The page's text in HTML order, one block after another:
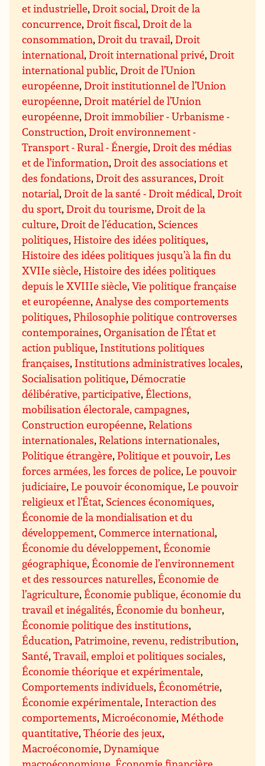
et industrielle,Droit social,Droit de la
concurrence,Droit fiscal,Droit de la
consommation,Droit du travail,Droit
international,Droit international privé,Droit
international public,Droit de l’Union
européenne,Droit institutionnel de l’Union
européenne,Droit matériel de l’Union
européenne,Droit immobilier - Urbanisme -
Construction,Droit environnement -
Transport - Rural - Énergie,Droit des médias
et de l’information,Droit des associations et
des fondations,Droit des assurances,Droit
notarial,Droit de la santé - Droit médical,Droit
du sport,Droit du tourisme,Droit de la
culture,Droit de l’éducation, Sciences
politiques,Histoire des idées politiques,
Histoire des idées politiques jusqu’à la fin du
XVIIe siècle,Histoire des idées politiques
depuis le XVIIIe siècle,Vie politique française
et européenne, Analyse des comportements
politiques,Philosophie politique controverses
contemporaines,Organisation de l’État et
action publique, Institutions politiques
françaises, Institutions administratives locales,
Socialisation politique,Démocratie
délibérative, participative,Élections,
mobilisation électorale, campagnes,
Construction européenne,Relations
internationales,Relations internationales,
Politique étrangère,Politique et pouvoir,Les
forces armées, les forces de police,Le pouvoir
judiciaire,Le pouvoir économique,Le pouvoir
religieux et l’État, Sciences économiques,
Économie de la mondialisation et du
développement,Commerce international,
Économie du développement,Économie
géographique,Économie de l’environnement
et des ressources naturelles,Économie de
l’agriculture,Économie publique, économie du
travail et inégalités,Économie du bonheur,
Économie politique des institutions,
Éducation,Patrimoine, revenu, redistribution,
Santé,Travail, emploi et politiques sociales,
Économie théorique et expérimentale,
Comportements individuels,Économétrie,
Économie expérimentale, Interaction des
comportements, Microéconomie, Méthode
quantitative,Théorie des jeux,
Macroéconomie,Dynamique